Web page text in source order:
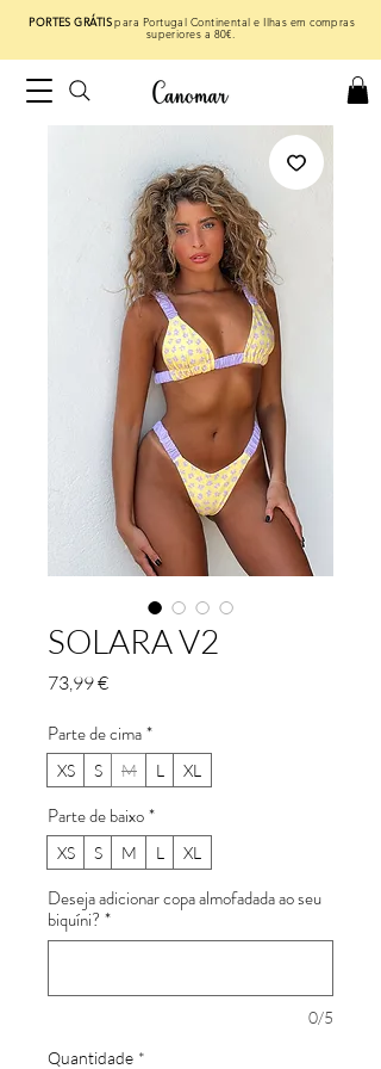
PORTES GRÁTISpara Portugal Continental e Ilhas em compras
superiores a 80€.
SOLARA V2
73,99 €Preço
Parte de cima*
XS S M L XL
Parte de baixo*
XS S M L XL
Deseja adicionar copa almofadada ao seu
biquíni? *
0/5
Quantidade *